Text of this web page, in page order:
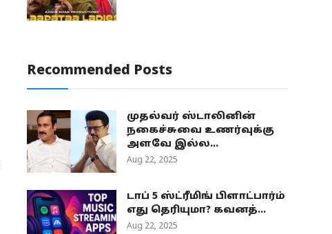
Recommended Posts
முதல்வர் ஸ்டாலினின்
நகைச்சுவை உணர்வுக்கு
அளவே இல்ல...
Aug 22, 2025
டாப் 5 ஸ்ட்ரீமிங் பிளாட்பார்ம்
எது தெரியுமா? கவனத்...
Aug 22, 2025